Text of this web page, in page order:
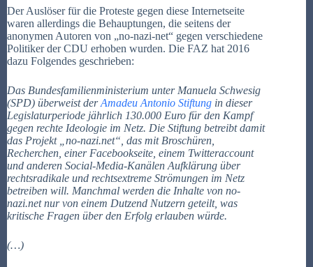
Der Auslöser für die Proteste gegen diese Internetseite
waren allerdings die Behauptungen, die seitens der
anonymen Autoren von „no-nazi-net“ gegen verschiedene
Politiker der CDU erhoben wurden. Die FAZ hat 2016
dazu Folgendes geschrieben:
Das Bundesfamilienministerium unter Manuela Schwesig
(SPD) überweist derAmadeu Antonio Stiftung in dieser
Legislaturperiode jährlich 130.000 Euro für den Kampf
gegen rechte Ideologie im Netz. Die Stiftung betreibt damit
das Projekt „no-nazi.net“, das mit Broschüren,
Recherchen, einer Facebookseite, einem Twitteraccount
und anderen Social-Media-Kanälen Aufklärung über
rechtsradikale und rechtsextreme Strömungen im Netz
betreiben will. Manchmal werden die Inhalte von no-
nazi.net nur von einem Dutzend Nutzern geteilt, was
kritische Fragen über den Erfolg erlauben würde.
(…)